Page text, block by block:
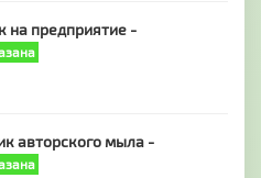
на предприятие -
авторского мыла -